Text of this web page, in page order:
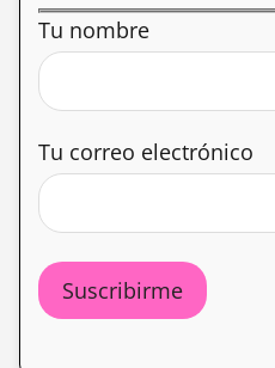
Tu nombre
Tu correo electrónico